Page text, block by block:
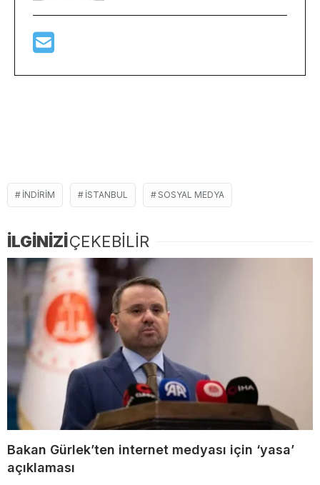
İNDIRIM İSTANBUL SOSYAL MEDYA
İLGİNİZİÇEKEBİLİR
Bakan Gürlek’ten internet medyası için ‘yasa’
açıklaması